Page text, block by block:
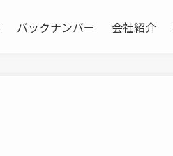
バックナンバー 会社紹介